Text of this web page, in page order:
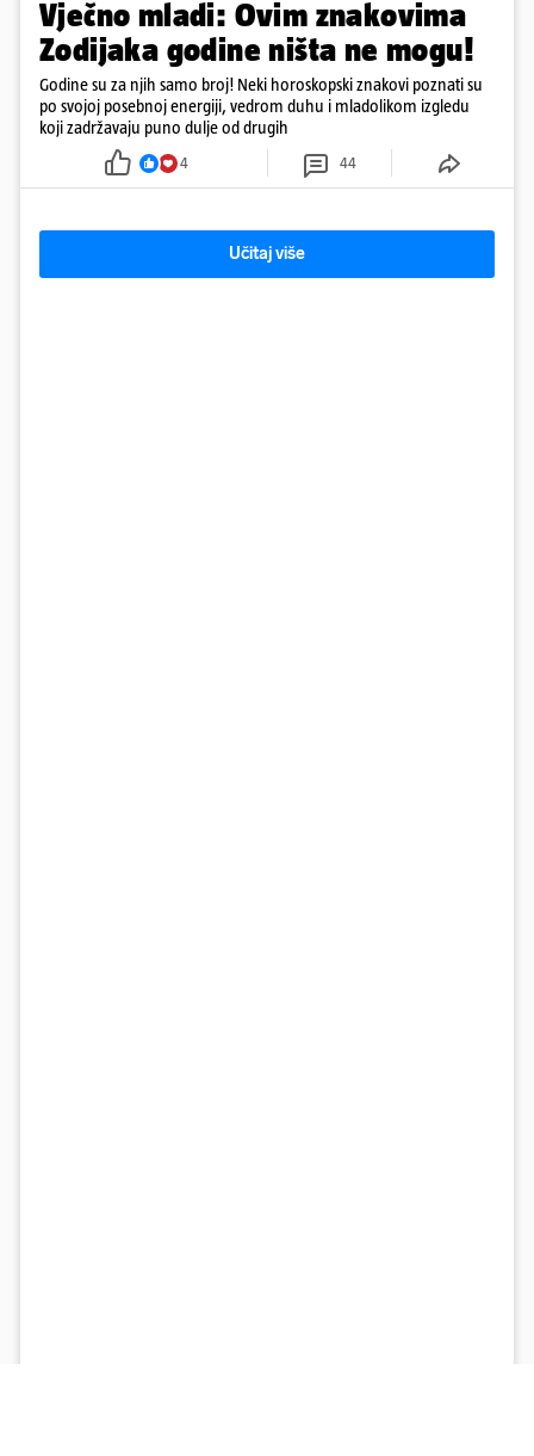
Vječno mladi: Ovim znakovima
Zodijaka godine ništa ne mogu!
Godine su za njih samo broj! Neki horoskopski znakovi poznati su
po svojoj posebnoj energiji, vedrom duhu i mladolikom izgledu
koji zadržavaju puno dulje od drugih
4 44
Učitaj više